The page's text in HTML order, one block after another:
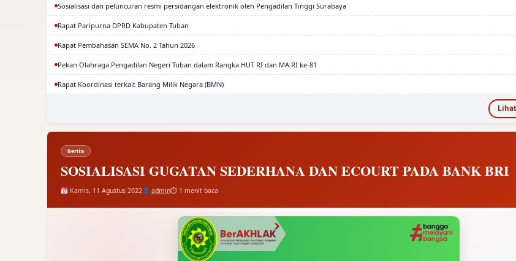
Sosialisasi dan peluncuran resmi persidangan elektronik oleh Pengadilan Tinggi Surabaya
Rapat Paripurna DPRD Kabupaten Tuban
Rapat Pembahasan SEMA No. 2 Tahun 2026
Pekan Olahraga Pengadilan Negeri Tuban dalam Rangka HUT RI dan MA RI ke-81
Rapat Koordinasi terkait Barang Milik Negara (BMN)
Berita
SOSIALISASI GUGATAN SEDERHANA DAN ECOURT PADA BANK BRI
Kamis, 11 Agustus 2022 admin⏱ 1 menit baca